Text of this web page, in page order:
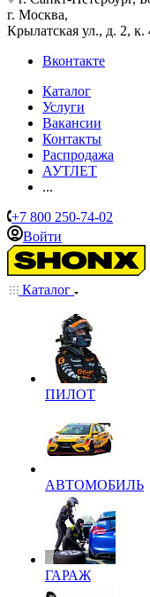
г. Москва,
Крылатская ул., д. 2, к.
Вконтакте
Каталог
Услуги
Вакансии
Контакты
Распродажа
АУТЛЕТ
...
+7 800 250-74-02
Войти
Каталог
ПИЛОТ
АВТОМОБИЛЬ
ГАРАЖ